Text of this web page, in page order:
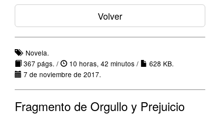
Volver
Novela.
367 págs. /
10 horas, 42 minutos /
628 KB.
7 de noviembre de 2017.
Fragmento de Orgullo y Prejuicio